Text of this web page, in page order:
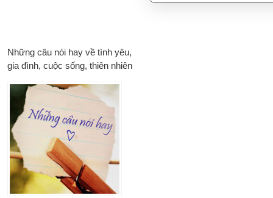
Những câu nói hay về tình yêu,
gia đình, cuộc sống, thiên nhiên